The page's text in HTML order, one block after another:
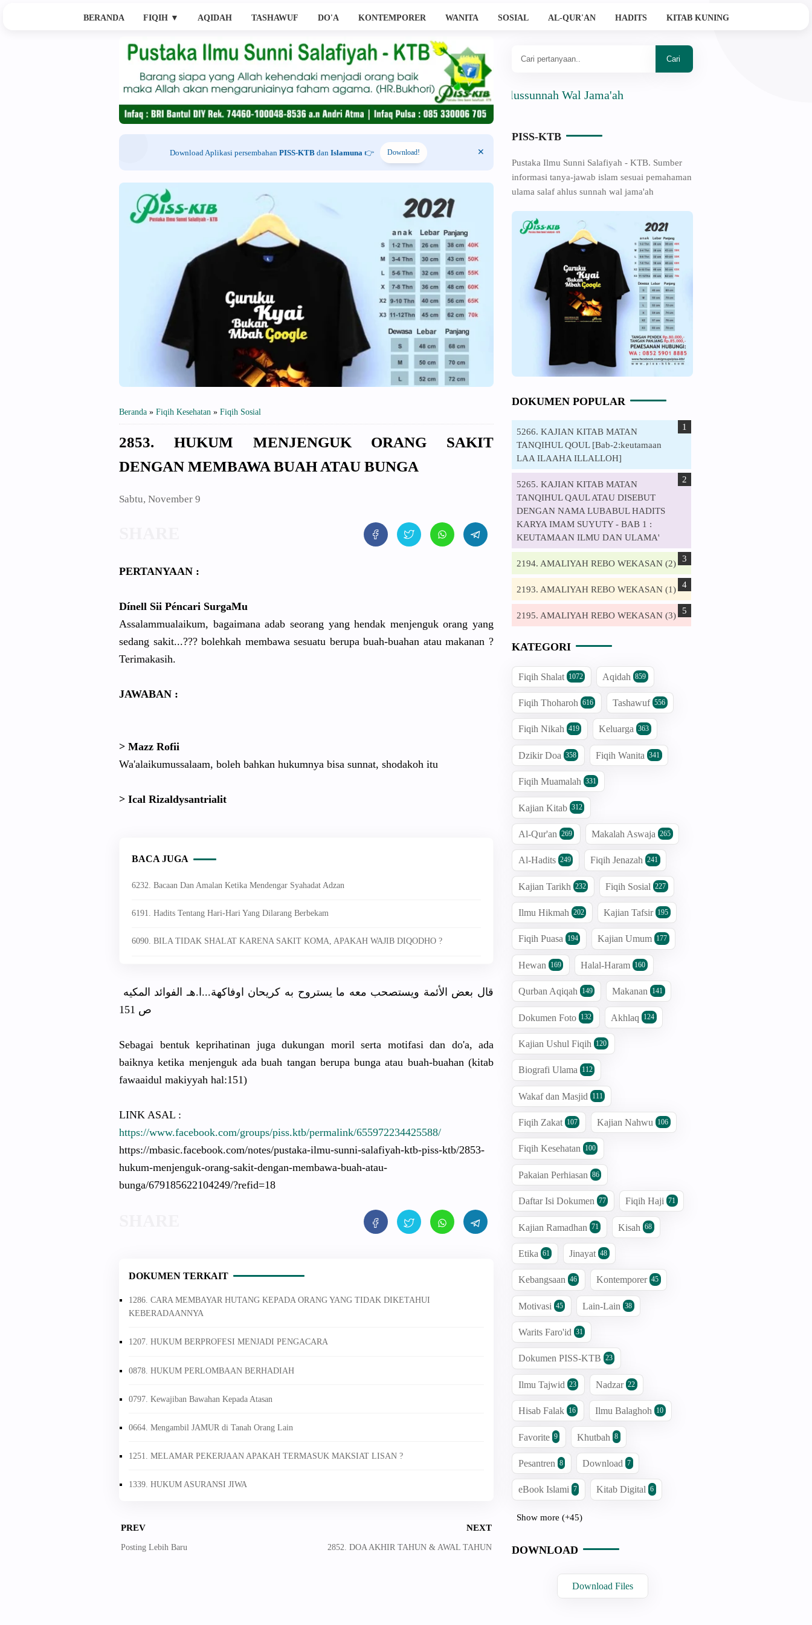
BERANDA FIQIH ▼ AQIDAH TASHAWUF DO'A KONTEMPORER WANITA SOSIAL AL-QUR'AN HADITS KITAB KUNING
Download Aplikasi persembahan PISS-KTBdan Islamuna 👉 Download!
Beranda » Fiqih Kesehatan » Fiqih Sosial
2853. HUKUM MENJENGUK ORANG SAKIT
DENGAN MEMBAWA BUAH ATAU BUNGA
Sabtu, November 9
PERTANYAAN :
Dínell Sii Péncari SurgaMu
Assalammualaikum, bagaimana adab seorang yang hendak menjenguk orang yang
sedang sakit...??? bolehkah membawa sesuatu berupa buah-buahan atau makanan ?
Terimakasih.
JAWABAN :
> Mazz Rofii
Wa'alaikumussalaam, boleh bahkan hukumnya bisa sunnat, shodakoh itu
> Ical Rizaldysantrialit
BACA JUGA
6232. Bacaan Dan Amalan Ketika Mendengar Syahadat Adzan
6191. Hadits Tentang Hari-Hari Yang Dilarang Berbekam
6090. BILA TIDAK SHALAT KARENA SAKIT KOMA, APAKAH WAJIB DIQODHO ?
ص 151
Sebagai bentuk keprihatinan juga dukungan moril serta motifasi dan do'a, ada
baiknya ketika menjenguk ada buah tangan berupa bunga atau buah-buahan (kitab
fawaaidul makiyyah hal:151)
LINK ASAL :
https://www.facebook.com/groups/piss.ktb/permalink/655972234425588/
https://mbasic.facebook.com/notes/pustaka-ilmu-sunni-salafiyah-ktb-piss-ktb/2853-
hukum-menjenguk-orang-sakit-dengan-membawa-buah-atau-
bunga/679185622104249/?refid=18
DOKUMEN TERKAIT
1286. CARA MEMBAYAR HUTANG KEPADA ORANG YANG TIDAK DIKETAHUI
KEBERADAANNYA
1207. HUKUM BERPROFESI MENJADI PENGACARA
0878. HUKUM PERLOMBAAN BERHADIAH
0797. Kewajiban Bawahan Kepada Atasan
0664. Mengambil JAMUR di Tanah Orang Lain
1251. MELAMAR PEKERJAAN APAKAH TERMASUK MAKSIAT LISAN ?
1339. HUKUM ASURANSI JIWA
PREV
Posting Lebih Baru
NEXT
2852. DOA AKHIR TAHUN & AWAL TAHUN
Ahlussunnah Wal Jama'ah
PISS-KTB
Pustaka Ilmu Sunni Salafiyah - KTB. Sumber
informasi tanya-jawab islam sesuai pemahaman
ulama salaf ahlus sunnah wal jama'ah
DOKUMEN POPULAR
5266. KAJIAN KITAB MATAN
TANQIHUL QOUL [Bab-2:keutamaan
LAA ILAAHA ILLALLOH]
5265. KAJIAN KITAB MATAN
TANQIHUL QAUL ATAU DISEBUT
DENGAN NAMA LUBABUL HADITS
KARYA IMAM SUYUTY - BAB 1 :
KEUTAMAAN ILMU DAN ULAMA'
2194. AMALIYAH REBO WEKASAN (2)
2193. AMALIYAH REBO WEKASAN (1)
2195. AMALIYAH REBO WEKASAN (3)
KATEGORI
Fiqih Shalat 1072 Aqidah 859
Fiqih Thoharoh 616 Tashawuf 556
Fiqih Nikah 419 Keluarga 363
Dzikir Doa 358 Fiqih Wanita 341
Fiqih Muamalah 331
Kajian Kitab 312
Al-Qur'an 269 Makalah Aswaja 265
Al-Hadits 249 Fiqih Jenazah 241
Kajian Tarikh 232 Fiqih Sosial 227
Ilmu Hikmah 202 Kajian Tafsir 195
Fiqih Puasa 194 Kajian Umum 177
Hewan 169 Halal-Haram 160
Qurban Aqiqah 149 Makanan 141
Dokumen Foto 132 Akhlaq 124
Kajian Ushul Fiqih 120
Biografi Ulama 112
Wakaf dan Masjid 111
Fiqih Zakat 107 Kajian Nahwu 106
Fiqih Kesehatan 100
Pakaian Perhiasan 86
Daftar Isi Dokumen 77 Fiqih Haji 71
Kajian Ramadhan 71 Kisah 68
Etika 61 Jinayat 48
Kebangsaan 46 Kontemporer 45
Motivasi 45 Lain-Lain 38
Warits Faro'id 31
Dokumen PISS-KTB 23
Ilmu Tajwid 23 Nadzar 22
Hisab Falak 16 Ilmu Balaghoh 10
Favorite 9 Khutbah 8
Pesantren 8 Download 7
eBook Islami 7 Kitab Digital 6
Show more (+45)
DOWNLOAD
Download Files